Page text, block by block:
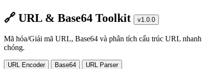
🔗 URL & Base64 Toolkit v1.0.0
Mã hóa/Giải mã URL, Base64 và phân tích cấu trúc URL nhanh
chóng.
URL Encoder Base64 URL Parser